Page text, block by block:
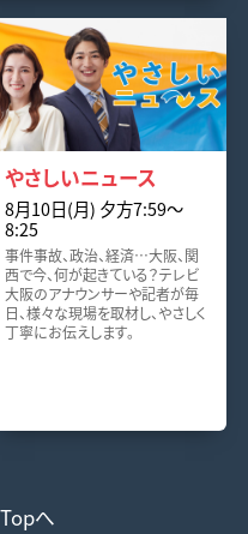
やさしいニュース
8月10日(月) 夕方7:59〜
8:25
事件事故、政治、経済…大阪、関
西で今、何が起きている？テレビ
大阪のアナウンサーや記者が毎
日、様々な現場を取材し、やさしく
丁寧にお伝えします。
へ